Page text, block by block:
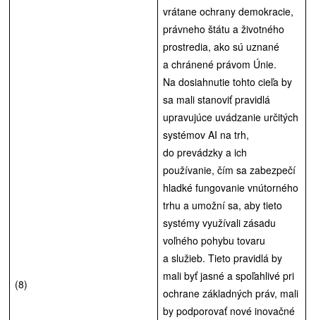
(8)
vrátane ochrany demokracie,
právneho štátu a životného
prostredia, ako sú uznané
a chránené právom Únie.
Na dosiahnutie tohto cieľa by
sa mali stanoviť pravidlá
upravujúce uvádzanie určitých
systémov AI na trh,
do prevádzky a ich
používanie, čím sa zabezpečí
hladké fungovanie vnútorného
trhu a umožní sa, aby tieto
systémy využívali zásadu
voľného pohybu tovaru
a služieb. Tieto pravidlá by
mali byť jasné a spoľahlivé pri
ochrane základných práv, mali
by podporovať nové inovačné